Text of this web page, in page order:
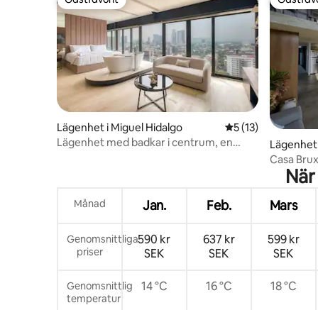
Gästfavorit
Lägenhet i Miguel Hidalgo 5 av 5 i
5 (13)
Lägenhet med badkar i centrum, en
Lägenhet
Casa
och
Månad Jan. Feb. Mars
Genomsnittliga
priser
590 kr
SEK
637 kr
SEK
599 kr
SEK
Genomsnittlig
temperatur
14 °C 16 °C 18 °C